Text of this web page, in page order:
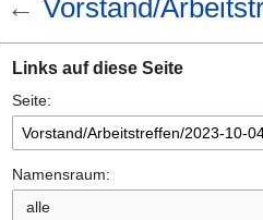
← Vorstand/
Navigation
springen
Suche
springen
Links auf diese Seite
Seite:
Namensraum:
alle